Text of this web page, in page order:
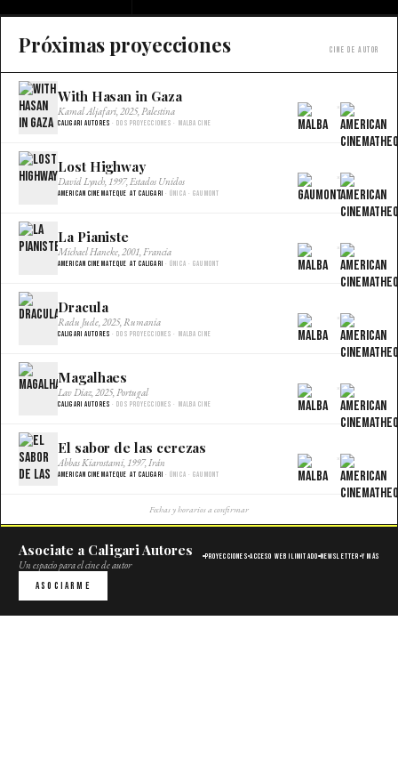
Próximas proyecciones Cine de autor
With Hasan in Gaza
Kamal Aljafari, 2025, Palestina
Caligari Autores · Dos proyecciones · Malba Cine
×
Lost Highway
David Lynch, 1997, Estados Unidos
American Cinemateque at Caligari · Única · Gaumont
×
La Pianiste
Michael Haneke, 2001, Francia
American Cinemateque at Caligari · Única · Gaumont
×
Dracula
Radu Jude, 2025, Rumania
Caligari Autores · Dos proyecciones · Malba Cine
×
Magalhaes
Lav Diaz, 2025, Portugal
Caligari Autores · Dos proyecciones · Malba Cine
×
El sabor de las cerezas
Abbas Kiarostami, 1997, Irán
American Cinemateque at Caligari · Única · Gaumont
×
Fechas y horarios a confirmar
Asociate a Caligari Autores
Un espacio para el cine de autor
Proyecciones Acceso web ilimitado Newsletter Y más
Asociarme